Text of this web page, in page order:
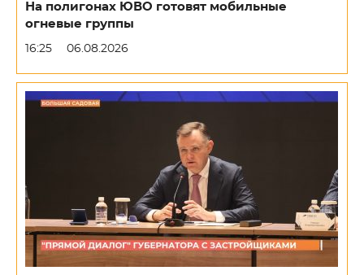
На полигонах ЮВО готовят мобильные
огневые группы
16:25 06.08.2026